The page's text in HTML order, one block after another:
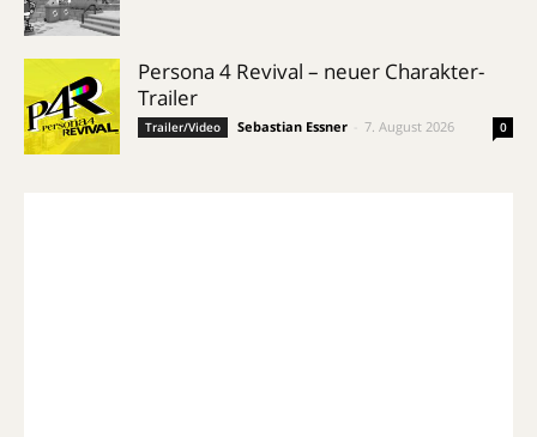
Persona 4 Revival – neuer Charakter-
Trailer
Trailer/Video Sebastian Essner 7. August 2026 0